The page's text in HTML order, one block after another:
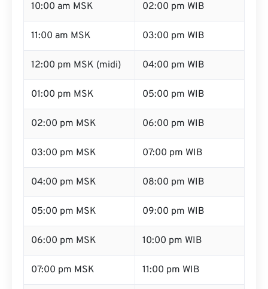
10:00 am MSK 02:00 pm WIB
11:00 am MSK 03:00 pm WIB
12:00 pm MSK (midi) 04:00 pm WIB
01:00 pm MSK 05:00 pm WIB
02:00 pm MSK 06:00 pm WIB
03:00 pm MSK 07:00 pm WIB
04:00 pm MSK 08:00 pm WIB
05:00 pm MSK 09:00 pm WIB
06:00 pm MSK 10:00 pm WIB
07:00 pm MSK 11:00 pm WIB